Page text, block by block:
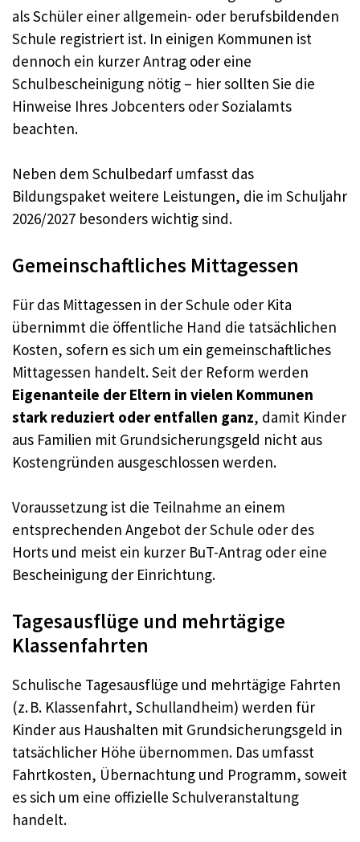
als Schüler einer allgemein- oder berufsbildenden
Schule registriert ist. In einigen Kommunen ist
dennoch ein kurzer Antrag oder eine
Schulbescheinigung nötig – hier sollten Sie die
Hinweise Ihres Jobcenters oder Sozialamts
beachten.
Neben dem Schulbedarf umfasst das
Bildungspaket weitere Leistungen, die im Schuljahr
2026/2027 besonders wichtig sind.
Gemeinschaftliches Mittagessen
Für das Mittagessen in der Schule oder Kita
übernimmt die öffentliche Hand die tatsächlichen
Kosten, sofern es sich um ein gemeinschaftliches
Mittagessen handelt. Seit der Reform werden
Eigenanteile der Eltern in vielen Kommunen
stark reduziert oder entfallen ganz, damit Kinder
aus Familien mit Grundsicherungsgeld nicht aus
Kostengründen ausgeschlossen werden.
Voraussetzung ist die Teilnahme an einem
entsprechenden Angebot der Schule oder des
Horts und meist ein kurzer BuT-Antrag oder eine
Bescheinigung der Einrichtung.
Tagesausflüge und mehrtägige
Klassenfahrten
Schulische Tagesausflüge und mehrtägige Fahrten
(z. B. Klassenfahrt, Schullandheim) werden für
Kinder aus Haushalten mit Grundsicherungsgeld in
tatsächlicher Höhe übernommen. Das umfasst
Fahrtkosten, Übernachtung und Programm, soweit
es sich um eine offizielle Schulveranstaltung
handelt.